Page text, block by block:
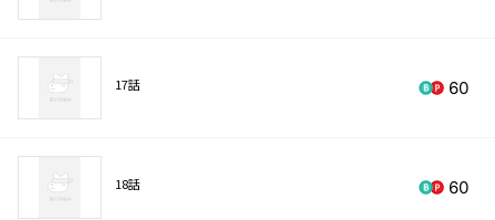
17話 60
18話 60